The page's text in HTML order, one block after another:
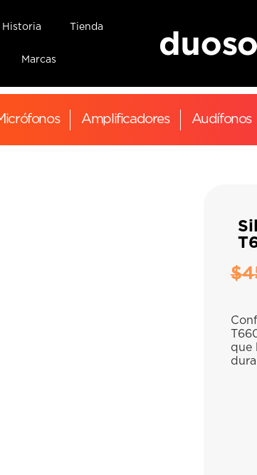
Historia Tienda
Marcas
Amplificadores Audífonos
$
que